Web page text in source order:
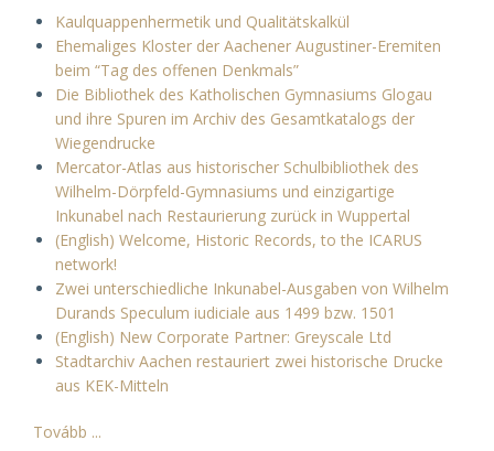
Kaulquappenhermetik und Qualitätskalkül
Ehemaliges Kloster der Aachener Augustiner-Eremiten
beim “Tag des offenen Denkmals”
Die Bibliothek des Katholischen Gymnasiums Glogau
und ihre Spuren im Archiv des Gesamtkatalogs der
Wiegendrucke
Mercator-Atlas aus historischer Schulbibliothek des
Wilhelm-Dörpfeld-Gymnasiums und einzigartige
Inkunabel nach Restaurierung zurück in Wuppertal
(English) Welcome, Historic Records, to the ICARUS
network!
Zwei unterschiedliche Inkunabel-Ausgaben von Wilhelm
Durands Speculum iudiciale aus 1499 bzw. 1501
(English) New Corporate Partner: Greyscale Ltd
Stadtarchiv Aachen restauriert zwei historische Drucke
aus KEK-Mitteln
Tovább ...